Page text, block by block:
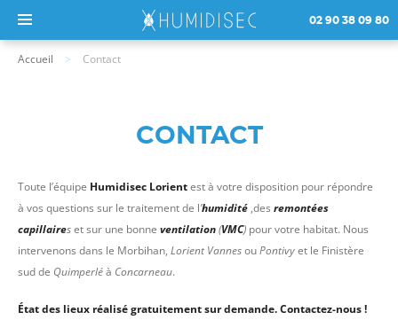
02 90 38 09 80
Accueil Contact
CONTACT
Toute l’équipe Humidisec Lorientest à votre disposition pour répondre
à vos questions sur le traitement de l’humidité ,des remontées
capillaireset sur une bonne ventilation(VMC) pour votre habitat. Nous
intervenons dans le Morbihan, Lorient VannesouPontivyet le Finistère
sud de Quimperléà Concarneau.
État des lieux réalisé gratuitement sur demande. Contactez-nous !